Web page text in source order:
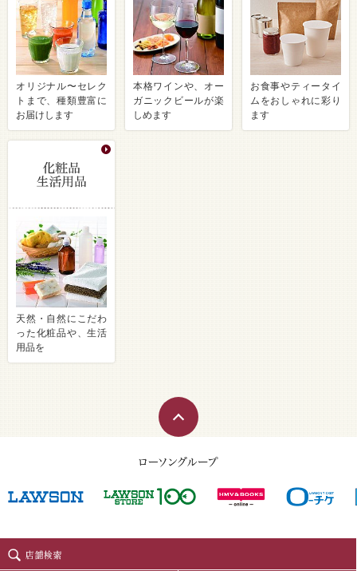
オリジナル〜セレク
トまで、種類豊富に
お届けします
本格ワインや、オー
ガニックビールが楽
しめます
お食事やティータイ
ムをおしゃれに彩り
ます
天然・自然にこだわ
った化粧品や、生活
用品を